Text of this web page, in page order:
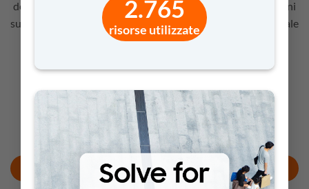
2.765
risorse utilizzate
degli strumenti classici. I bambini ascoltano e associano ogni
suono all’immagine corretta, sviluppando sensibilità musicale
e concentrazione.
Per i docenti (di ruolo e non)
Adatto agli studenti DAI 4 AI 6 ANNI
AGGIUNGI AL CARRELLO